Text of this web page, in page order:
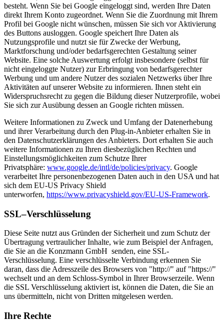
besteht. Wenn Sie bei Google eingeloggt sind, werden Ihre Daten
direkt Ihrem Konto zugeordnet. Wenn Sie die Zuordnung mit Ihrem
Profil bei Google nicht wünschen, müssen Sie sich vor Aktivierung
des Buttons ausloggen. Google speichert Ihre Daten als
Nutzungsprofile und nutzt sie für Zwecke der Werbung,
Marktforschung und/oder bedarfsgerechten Gestaltung seiner
Website. Eine solche Auswertung erfolgt insbesondere (selbst für
nicht eingeloggte Nutzer) zur Erbringung von bedarfsgerechter
Werbung und um andere Nutzer des sozialen Netzwerks über Ihre
Aktivitäten auf unserer Website zu informieren. Ihnen steht ein
Widerspruchsrecht zu gegen die Bildung dieser Nutzerprofile, wobei
Sie sich zur Ausübung dessen an Google richten müssen.
Weitere Informationen zu Zweck und Umfang der Datenerhebung
und ihrer Verarbeitung durch den Plug-in-Anbieter erhalten Sie in
den Datenschutzerklärungen des Anbieters. Dort erhalten Sie auch
weitere Informationen zu Ihren diesbezüglichen Rechten und
Einstellungsmöglichkeiten zum Schutze Ihrer
Privatsphäre: www.google.de/intl/de/policies/privacy. Google
verarbeitet Ihre personenbezogenen Daten auch in den USA und hat
sich dem EU-US Privacy Shield
unterworfen, https://www.privacyshield.gov/EU-US-Framework.
SSL–Verschlüsselung
Diese Seite nutzt aus Gründen der Sicherheit und zum Schutz der
Übertragung vertraulicher Inhalte, wie zum Beispiel der Anfragen,
die Sie an die Konzmann GmbH senden, eine SSL-
Verschlüsselung. Eine verschlüsselte Verbindung erkennen Sie
daran, dass die Adresszeile des Browsers von "http://" auf "https://"
wechselt und an dem Schloss-Symbol in Ihrer Browserzeile. Wenn
die SSL Verschlüsselung aktiviert ist, können die Daten, die Sie an
uns übermitteln, nicht von Dritten mitgelesen werden.
Ihre Rechte